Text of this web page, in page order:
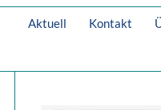
Aktuell Kontakt